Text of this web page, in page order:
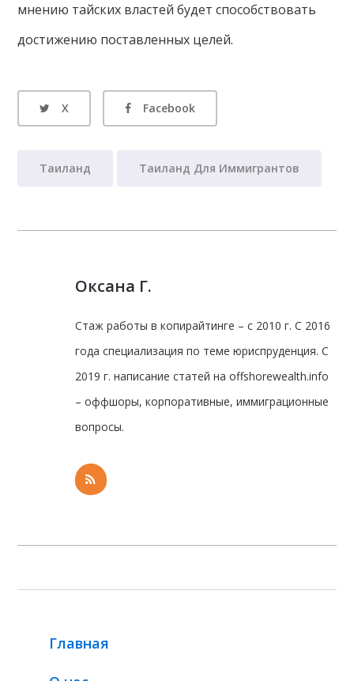
мнению тайских властей будет способствовать
достижению поставленных целей.
X Facebook
Таиланд Таиланд Для Иммигрантов
Оксана Г.
Стаж работы в копирайтинге – с 2010 г. С 2016
года специализация по теме юриспруденция. С
2019 г. написание статей на offshorewealth.info
– оффшоры, корпоративные, иммиграционные
вопросы.
Главная